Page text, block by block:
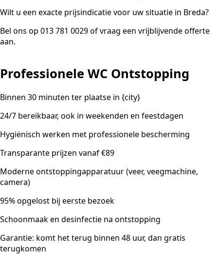
Wilt u een exacte prijsindicatie voor uw situatie in Breda?
Bel ons op 013 781 0029 of vraag een vrijblijvende offerte
aan.
Professionele WC Ontstopping
Binnen 30 minuten ter plaatse in {city}
24/7 bereikbaar, ook in weekenden en feestdagen
Hygiënisch werken met professionele bescherming
Transparante prijzen vanaf €89
Moderne ontstoppingapparatuur (veer, veegmachine,
camera)
95% opgelost bij eerste bezoek
Schoonmaak en desinfectie na ontstopping
Garantie: komt het terug binnen 48 uur, dan gratis
terugkomen